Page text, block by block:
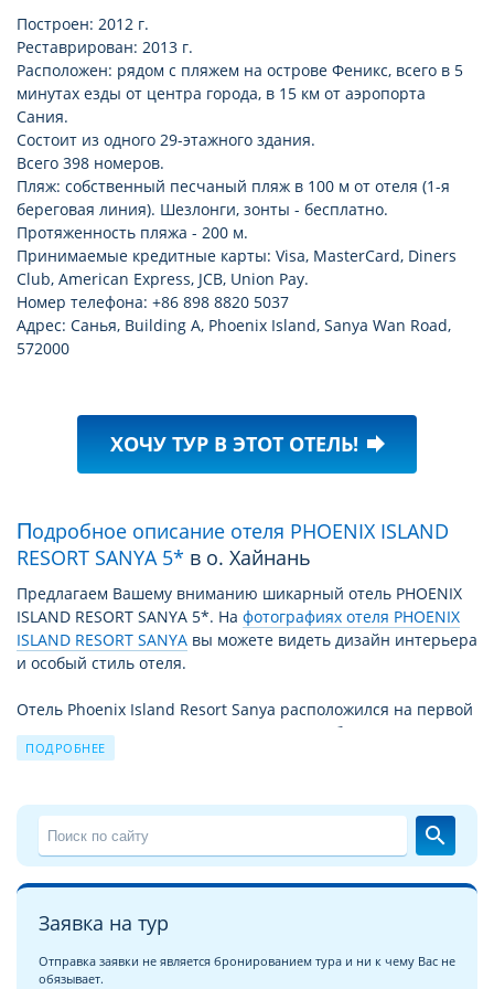
Построен: 2012 г.
Реставрирован: 2013 г.
Расположен: рядом с пляжем на острове Феникс, всего в 5
минутах езды от центра города, в 15 км от аэропорта
Сания.
Состоит из одного 29-этажного здания.
Всего 398 номеров.
Пляж: собственный песчаный пляж в 100 м от отеля (1-я
береговая линия). Шезлонги, зонты - бесплатно.
Протяженность пляжа - 200 м.
Принимаемые кредитные карты: Visa, MasterCard, Diners
Club, American Express, JCB, Union Pay.
Номер телефона: +86 898 8820 5037
Адрес: Санья, Building A, Phoenix Island, Sanya Wan Road,
572000
ХОЧУ ТУР В ЭТОТ ОТЕЛЬ! forward
Подробное описание отеля PHOENIX ISLAND
RESORT SANYA 5* в о. Хайнань
Предлагаем Вашему вниманию шикарный отель PHOENIX
ISLAND RESORT SANYA 5*. На фотографиях отеля PHOENIX
ISLAND RESORT SANYA вы можете видеть дизайн интерьера
и особый стиль отеля.
Отель Phoenix Island Resort Sanya расположился на первой
линии от моря, а это значит, что при пробуждении вы
будете видеть великолепный морской пейзаж, а в открытое
много усилий и времени, чтобы оказаться на пляже у
кромки воды. А что может быть романтичнее вечерних
прогулок на закате по берегу моря?
Отель PHOENIX ISLAND RESORT SANYA 5* расположен на
курортео. Хайнань. Его выбирают туристы любящие
роскошь, комфорт и не готовые отказывать себе даже в
маленьких мирских удовольствиях. Отель славится
ПОДРОБНЕЕ
search
Заявка на тур
Отправка заявки не является бронированием тура и ни к чему Вас не
обязывает.